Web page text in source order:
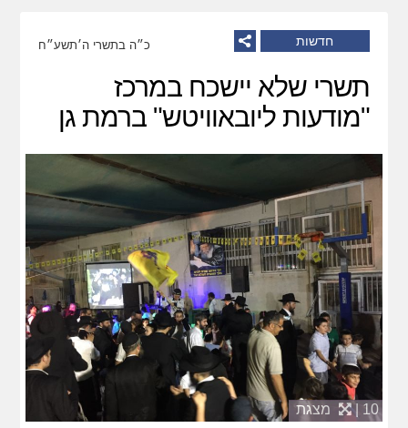
חדשות כ״ה בתשרי ה׳תשע״ח
תשרי שלא יישכח במרכז
"מודעות ליובאוויטש" ברמת גן
10 | מצגת